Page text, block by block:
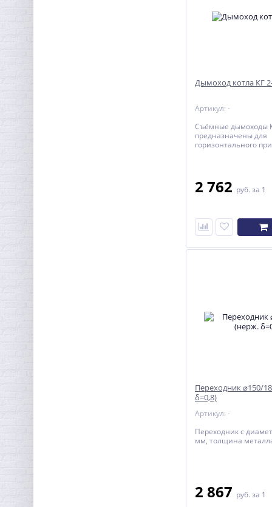
Дымоход котла КГ
Артикул: -
Съёмные дымоходы
предназначены для
горизонтального
2 762 руб. за 1
Переходник ⌀150/
δ=0,8)
Артикул: -
Переходник с
мм, толщина
2 867 руб. за 1